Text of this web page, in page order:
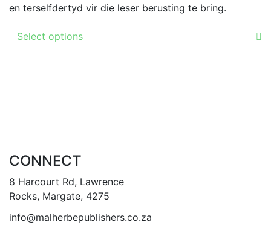
en terselfdertyd vir die leser berusting te bring.
Select options
the
page
CONNECT
8 Harcourt Rd, Lawrence
Rocks, Margate, 4275
info@malherbepublishers.co.za